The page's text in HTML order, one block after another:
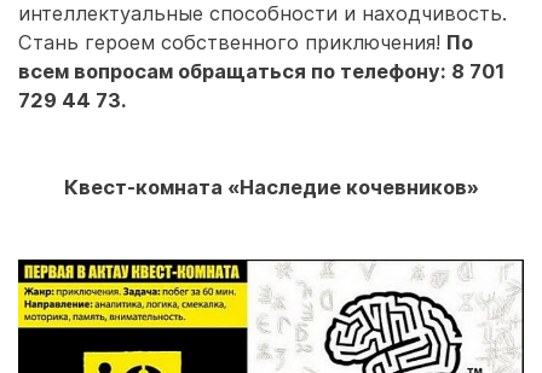
интеллектуальные способности и находчивость.
Стань героем собственного приключения! По
всем вопросам обращаться по телефону: 8 701
729 44 73.
Квест-комната «Наследие кочевников»